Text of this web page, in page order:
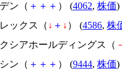
ン（ ＋ ＋ ＋ ） (4062, 株価)
ックス（ ↓ ＋ ↓ ） (4586, 株
シアホールディングス（
ン（ ＋ ＋ ＋ ） (9444, 株価)